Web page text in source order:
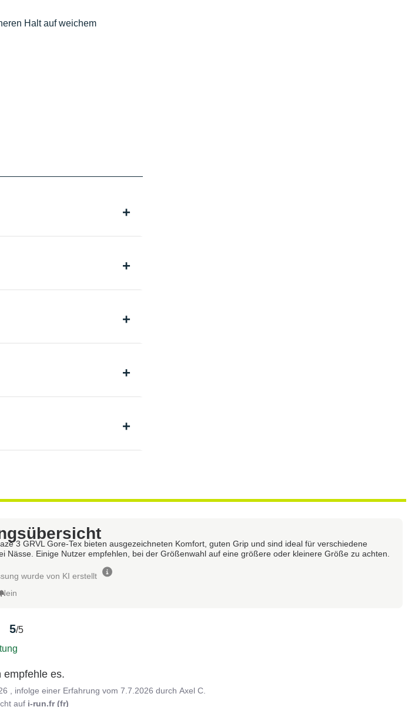
Halt auf weichem
3 GRVL Gore-Tex bieten ausgezeichneten Komfort, guten Grip und sind ideal für verschiedene
Nässe. Einige Nutzer empfehlen, bei der Größenwahl auf eine größere oder kleinere Größe zu achten.
wurde von KI erstellt
Nein
5/5
empfehle es.
, infolge einer Erfahrung vom7.7.2026 durchAxel C.
auf i-run.fr (fr)